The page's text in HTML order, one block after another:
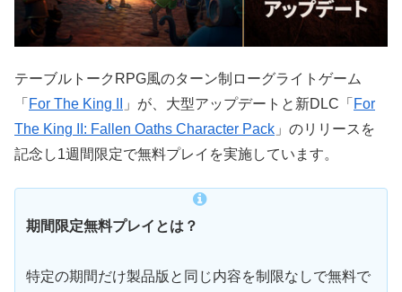
テーブルトークRPG風のターン制ローグライトゲーム
「 For The King II 」が、大型アップデートと新DLC「 For
The King II: Fallen Oaths Character Pack 」のリリースを
記念し1週間限定で無料プレイを実施しています。
期間限定無料プレイとは？
特定の期間だけ製品版と同じ内容を制限なしで無料で